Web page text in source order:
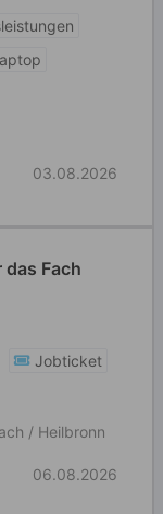
03.08.2026
Fach
Jobticket
/ Heilbronn
06.08.2026